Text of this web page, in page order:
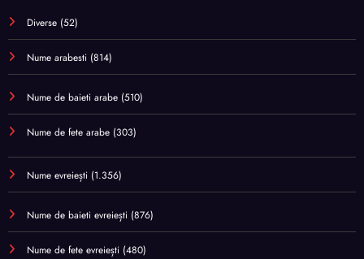
Diverse (52)
Nume arabesti (814)
Nume de baieti arabe (510)
Nume de fete arabe (303)
Nume evreiești (1.356)
Nume de baieti evreiești (876)
Nume de fete evreiești (480)